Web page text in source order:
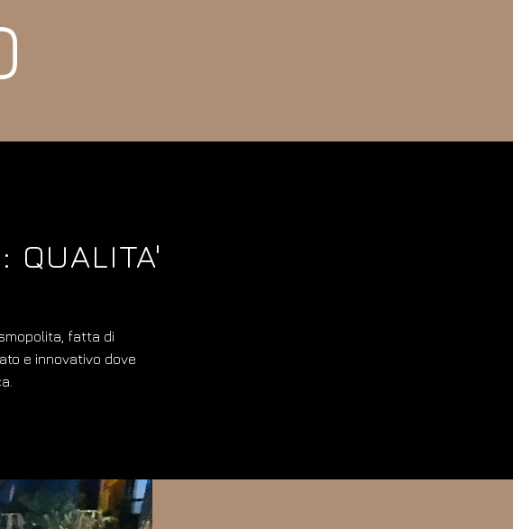
QUALITA'
fatta di
e innovativo dove